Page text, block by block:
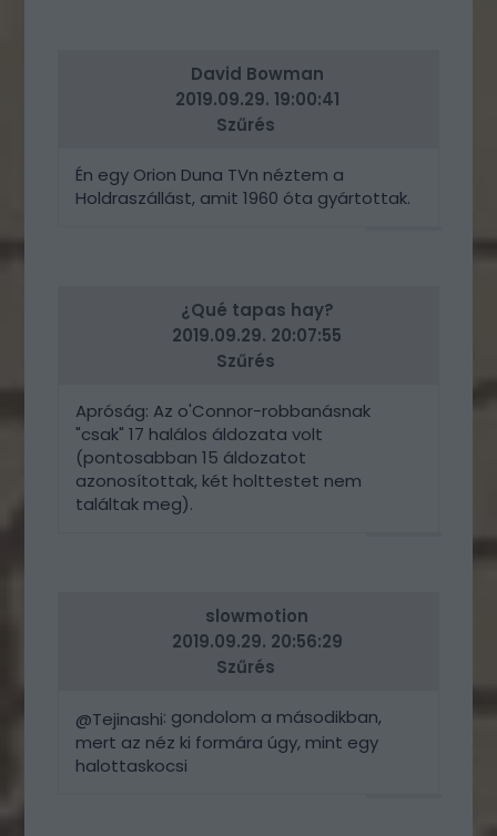
David Bowman
2019.09.29. 19:00:41
Szűrés
Én egy Orion Duna TVn néztem a
Holdraszállást, amit 1960 óta gyártottak.
¿Qué tapas hay?
2019.09.29. 20:07:55
Szűrés
Apróság: Az o'Connor-robbanásnak
"csak" 17 halálos áldozata volt
(pontosabban 15 áldozatot
azonosítottak, két holttestet nem
találtak meg).
slowmotion
2019.09.29. 20:56:29
Szűrés
@Tejinashi: gondolom a másodikban,
mert az néz ki formára úgy, mint egy
halottaskocsi